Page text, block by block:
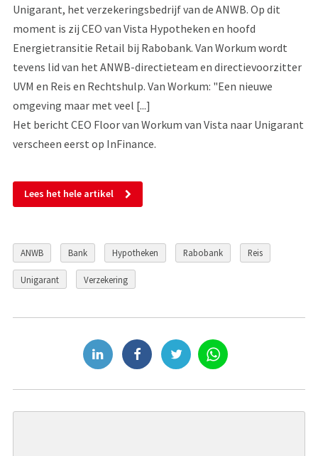
Unigarant, het verzekeringsbedrijf van de ANWB. Op dit
moment is zij CEO van Vista Hypotheken en hoofd
Energietransitie Retail bij Rabobank. Van Workum wordt
tevens lid van het ANWB-directieteam en directievoorzitter
UVM en Reis en Rechtshulp. Van Workum: "Een nieuwe
omgeving maar met veel [...]
Het bericht CEO Floor van Workum van Vista naar Unigarant
verscheen eerst op InFinance.
Lees het hele artikel
ANWB Bank Hypotheken Rabobank Reis
Unigarant Verzekering